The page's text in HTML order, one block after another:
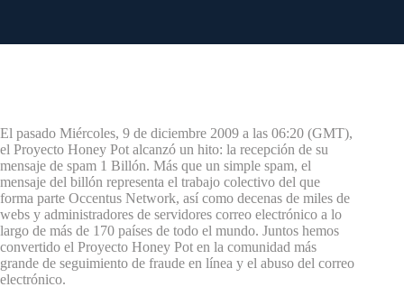
El pasado Miércoles, 9 de diciembre 2009 a las 06:20 (GMT),
el Proyecto Honey Pot alcanzó un hito: la recepción de su
mensaje de spam 1 Billón. Más que un simple spam, el
mensaje del billón representa el trabajo colectivo del que
forma parte Occentus Network, así como decenas de miles de
webs y administradores de servidores correo electrónico a lo
largo de más de 170 países de todo el mundo. Juntos hemos
convertido el Proyecto Honey Pot en la comunidad más
grande de seguimiento de fraude en línea y el abuso del correo
electrónico.